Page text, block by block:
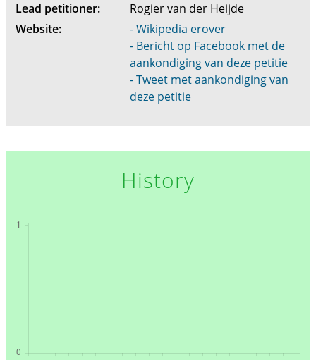
Lead petitioner:
Rogier van der Heijde
Website:
- Wikipedia erover
- Bericht op Facebook met de
aankondiging van deze petitie
- Tweet met aankondiging van
deze petitie
History